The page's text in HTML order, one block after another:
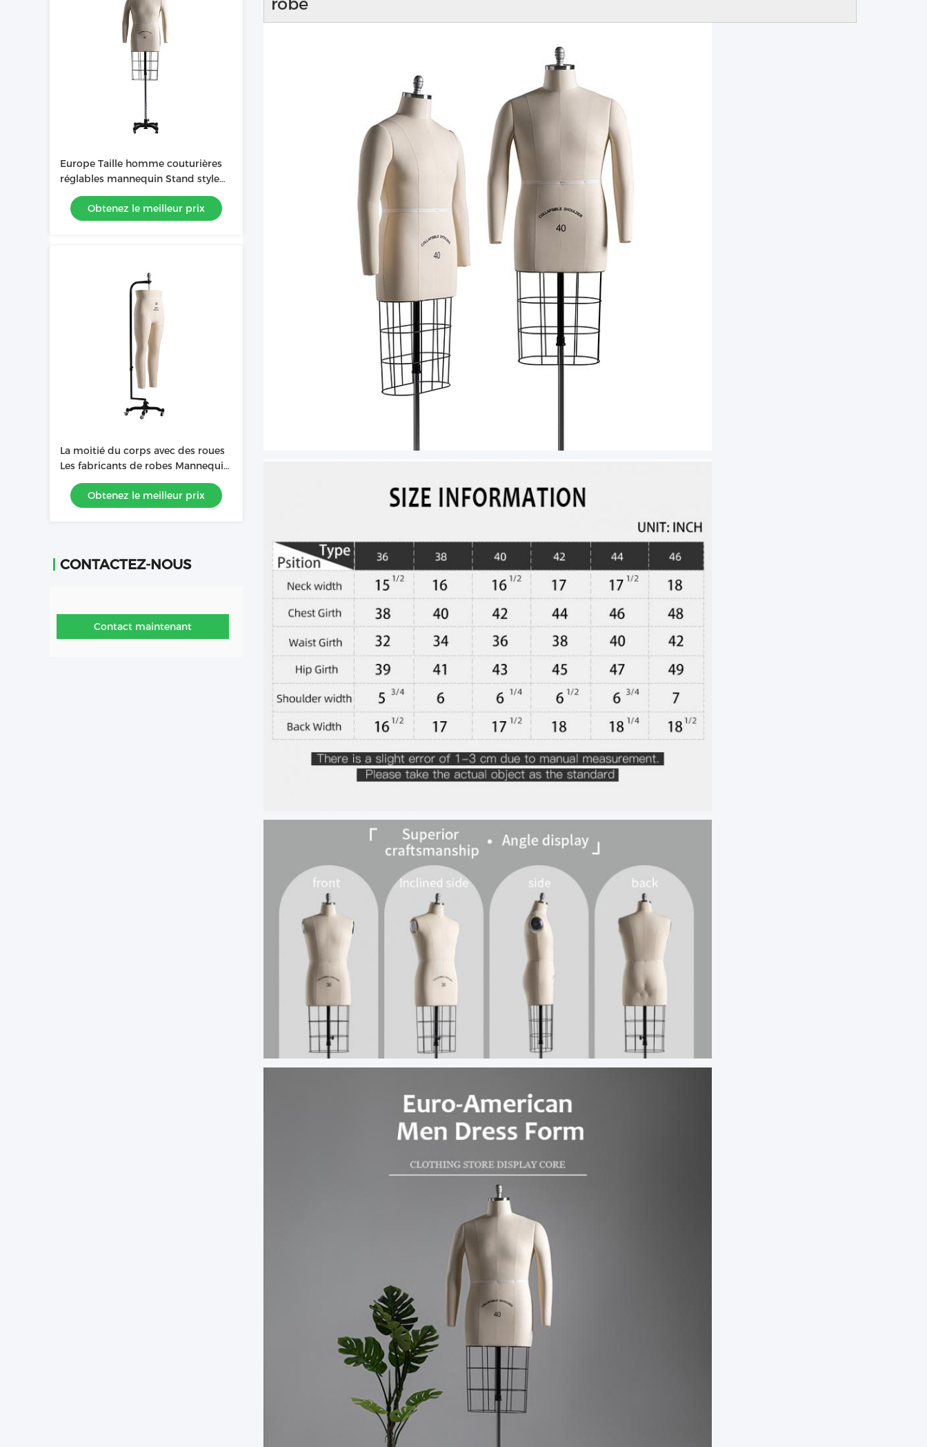
Europe Taille homme couturières
réglables mannequin Stand style
avec cage
Obtenez le meilleur prix
La moitié du corps avec des roues
Les fabricants de robes Mannequin
en fibre de verre pour la couturière
Obtenez le meilleur prix
CONTACTEZ-NOUS
Contact maintenant